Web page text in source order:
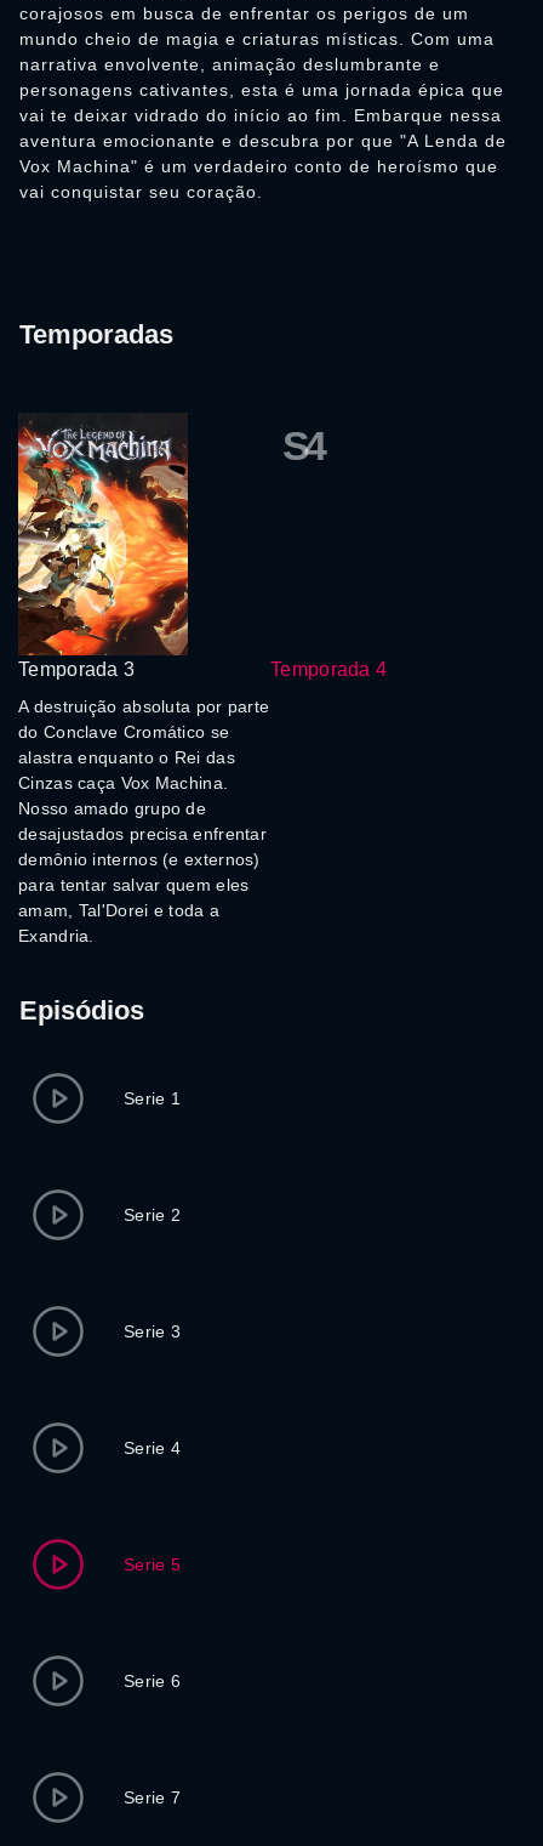
corajosos em busca de enfrentar os perigos de um
mundo cheio de magia e criaturas místicas. Com uma
narrativa envolvente, animação deslumbrante e
personagens cativantes, esta é uma jornada épica que
vai te deixar vidrado do início ao fim. Embarque nessa
aventura emocionante e descubra por que "A Lenda de
Vox Machina" é um verdadeiro conto de heroísmo que
vai conquistar seu coração.
Temporadas
Temporada 3
A destruição absoluta por parte
do Conclave Cromático se
alastra enquanto o Rei das
Cinzas caça Vox Machina.
Nosso amado grupo de
desajustados precisa enfrentar
demônio internos (e externos)
para tentar salvar quem eles
amam, Tal'Dorei e toda a
Exandria.
S4
Temporada 4
Episódios
Serie 1
Serie 2
Serie 3
Serie 4
Serie 5
Serie 6
Serie 7